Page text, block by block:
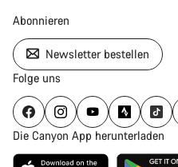
Abonnieren
Newsletter bestellen
Folge uns
Die Canyon App herunterladen